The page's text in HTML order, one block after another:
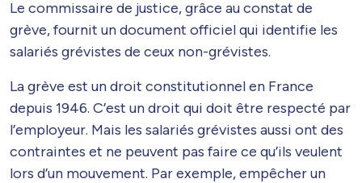
Le commissaire de justice, grâce au constat de
grève, fournit un document officiel qui identifie les
salariés grévistes de ceux non-grévistes.
La grève est un droit constitutionnel en France
depuis 1946. C’est un droit qui doit être respecté par
l’employeur. Mais les salariés grévistes aussi ont des
contraintes et ne peuvent pas faire ce qu’ils veulent
lors d’un mouvement. Par exemple, empêcher un